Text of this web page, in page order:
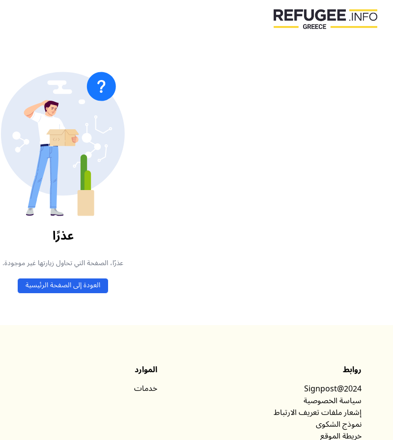
عذرًا
عذرًا، الصفحة التي تحاول زيارتها غير موجودة.
العودة إلى الصفحة الرئيسية
الموارد
خدمات
روابط
Signpost@2024
سياسة الخصوصية
إشعار ملفات تعريف الارتباط
نموذج الشكوى
خريطة الموقع